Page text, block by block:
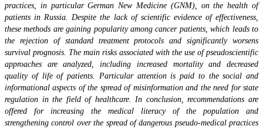
practices, in particular German New Medicine (GNM), on the health of
patients in Russia. Despite the lack of scientific evidence of effectiveness,
these methods are gaining popularity among cancer patients, which leads to
the rejection of standard treatment protocols and significantly worsens
survival prognosis. The main risks associated with the use of pseudoscientific
approaches are analyzed, including increased mortality and decreased
quality of life of patients. Particular attention is paid to the social and
informational aspects of the spread of misinformation and the need for state
regulation in the field of healthcare. In conclusion, recommendations are
offered for increasing the medical literacy of the population and
strengthening control over the spread of dangerous pseudo-medical practices